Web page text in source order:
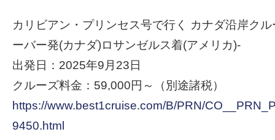
カリビアン・プリンセス号で行く カナダ沿岸ク
ーバー発(カナダ)ロサンゼルス着(アメリカ)-
出発日：2025年9月23日
クルーズ料金：59,000円～（別途諸税）
https://www.best1cruise.com/B/PRN/
9450.html